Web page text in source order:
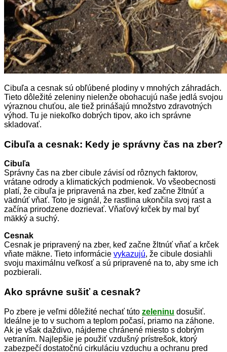
Cibuľa a cesnak sú obľúbené plodiny v mnohých záhradách.
Tieto dôležité zeleniny nielenže obohacujú naše jedlá svojou
výraznou chuťou, ale tiež prinášajú množstvo zdravotných
výhod. Tu je niekoľko dobrých tipov, ako ich správne
skladovať.
Cibuľa a cesnak: Kedy je správny čas na zber?
Cibuľa
Správny čas na zber cibule závisí od rôznych faktorov,
vrátane odrody a klimatických podmienok. Vo všeobecnosti
platí, že cibuľa je pripravená na zber, keď začne žltnúť a
vädnúť vňať. Toto je signál, že rastlina ukončila svoj rast a
začína prirodzene dozrievať. Vňaťový krček by mal byť
mäkký a suchý.
Cesnak
Cesnak je pripravený na zber, keď začne žltnúť vňať a krček
vňate mäkne. Tieto informácie vykazujú, že cibule dosiahli
svoju maximálnu veľkosť a sú pripravené na to, aby sme ich
pozbierali.
Ako správne sušiť a cesnak?
Po zbere je veľmi dôležité nechať túto zeleninu dosušiť.
Ideálne je to v suchom a teplom počasí, priamo na záhone.
Ak je však daždivo, nájdeme chránené miesto s dobrým
vetraním. Najlepšie je použiť vzdušný prístrešok, ktorý
zabezpečí dostatočnú cirkuláciu vzduchu a ochranu pred